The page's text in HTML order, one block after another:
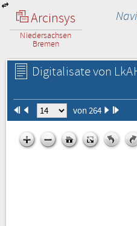
Arcinsys
Niedersachsen
Bremen
Digitalisate von
von 264